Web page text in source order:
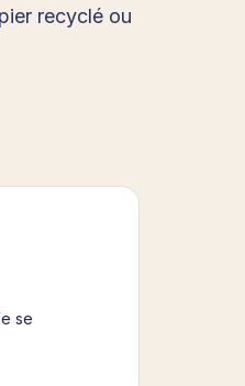
recyclé ou
se